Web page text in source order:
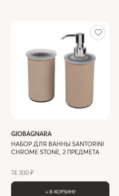
GIOBAGNARA
НАБОР ДЛЯ ВАННЫ SANTORINI
CHROME STONE, 2 ПРЕДМЕТА
74 300 ₽
+ В КОРЗИНУ